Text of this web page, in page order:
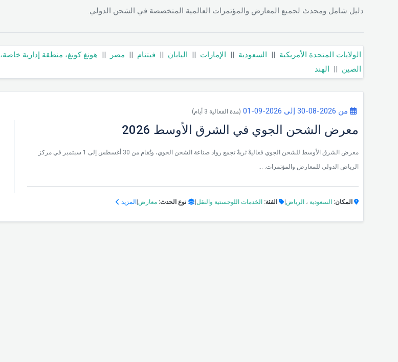
دليل شامل ومحدث لجميع المعارض والمؤتمرات العالمية المتخصصة في الشحن الدولي.
الولايات المتحدة الأمريكية || السعودية || الإمارات || اليابان || فيتنام || مصر || هونغ كونغ، منطقة إدارية خاصة،
الصين || الهند
من 2026-08-30 إلى 2026-09-01 (مدة الفعالية 3 أيام)
معرض الشحن الجوي في الشرق الأوسط 2026
معرض الشرق الأوسط للشحن الجوي فعاليةٌ ثريةٌ تجمع رواد صناعة الشحن الجوي، وتُقام من 30 أغسطس إلى 1 سبتمبر في مركز
الرياض الدولي للمعارض والمؤتمرات. ...
المكان: السعودية ، الرياض الفئة: الخدمات اللوجستية والنقل نوع الحدث: معارض المزيد